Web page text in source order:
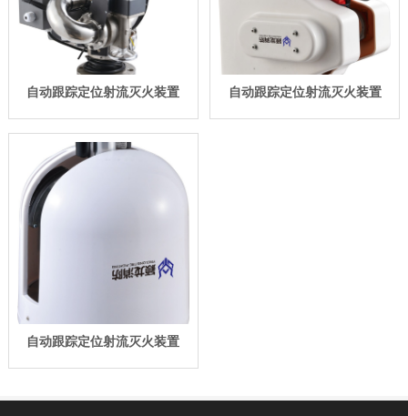
自动跟踪定位射流灭火装置 自动跟踪定位射流灭火装置
自动跟踪定位射流灭火装置